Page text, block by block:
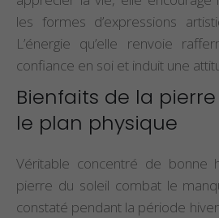
les formes d’expressions
L’énergie qu’elle renvoie
confiance en soi et induit une
Bienfaits de la
le plan physique
Véritable concentré de bonne
pierre du soleil combat le
constaté pendant la période